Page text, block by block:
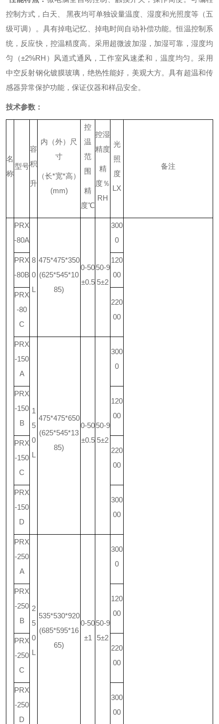
控制方式，白天、 黑夜均可单独设量温度、湿度和光照度等（五
级可调）。 具有掉电记忆、掉电时间自动补偿功能。恒温控制系
统，反应快，控温精度高。 采用超微波加湿，加湿可靠，湿度均
匀（±2%RH）
风道式通风，工作室风速柔和，温度均匀。采用
中空反射钢化镀膜玻璃，绝热性能好，美观大方。具有超温和传
感器异常保护功能，保证仪器和样品安全。
技术参数：
名
称
型号
容
积
升
内（外）尺
寸
（长*宽*高）
(mm)
控
温
范
围
精
度℃
控湿
精度
精
度％
RH
光
照
度
LX
备注
PRX
-80A
8
0
L
475*475*350
(625*545*10
85)
0-50
±0.5
50-9
5±2
300
0
PRX
-80B
120
00
PRX
-80
C
220
00
PRX
-150
A
1
5
0
L
475*475*650
(625*545*13
85)
0-50
±0.5
50-9
5±2
300
0
PRX
-150
B
120
00
PRX
-150
C
220
00
PRX
-150
D
300
00
PRX
-250
A
2
5
0
L
535*530*920
(685*595*16
65)
0-50
±1
50-9
5±2
300
0
PRX
-250
B
120
00
PRX
-250
C
220
00
PRX
-250
D
300
00